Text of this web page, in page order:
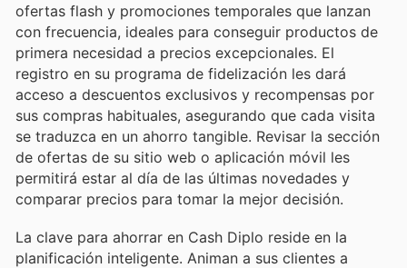
ofertas flash y promociones temporales que lanzan
con frecuencia, ideales para conseguir productos de
primera necesidad a precios excepcionales. El
registro en su programa de fidelización les dará
acceso a descuentos exclusivos y recompensas por
sus compras habituales, asegurando que cada visita
se traduzca en un ahorro tangible. Revisar la sección
de ofertas de su sitio web o aplicación móvil les
permitirá estar al día de las últimas novedades y
comparar precios para tomar la mejor decisión.
La clave para ahorrar en Cash Diplo reside en la
planificación inteligente. Animan a sus clientes a